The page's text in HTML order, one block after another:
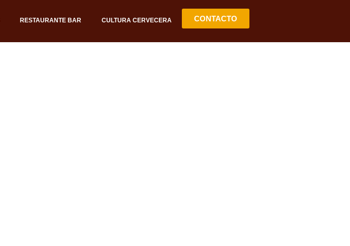
RESTAURANTE BAR CULTURA CERVECERA CONTACTO